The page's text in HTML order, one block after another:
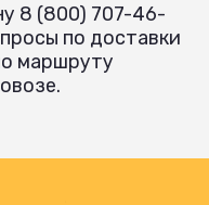
8 (800) 707-46-
по доставки
маршруту